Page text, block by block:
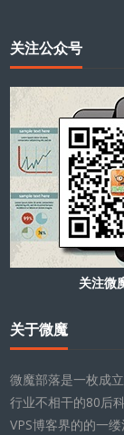
关注公众号
关注微
关于微魔
微魔部落是一枚成
行业不相干的80后
VPS博客界的的一